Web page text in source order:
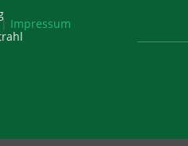
Impressum